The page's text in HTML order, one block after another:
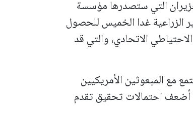
التي ستصدرها مؤسسة
الزراعية غدا الخميس للحصول
الاتحادي، والتي قد
مع المبعوثين الأمريكيين
أضعف احتمالات تحقيق تقدم